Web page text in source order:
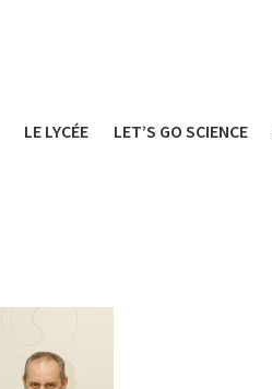
LE LYCÉE LET’S GO SCIENCE